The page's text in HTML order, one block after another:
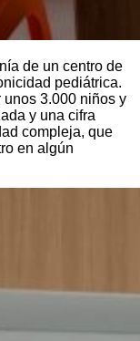
de un centro de
pediátrica.
3.000 niños y
y una cifra
compleja, que
en algún